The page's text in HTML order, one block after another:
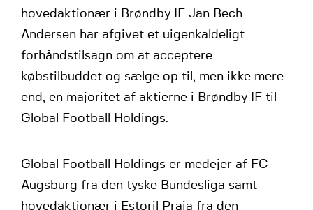
hovedaktionær i Brøndby IF Jan Bech
Andersen har afgivet et uigenkaldeligt
forhåndstilsagn om at acceptere
købstilbuddet og sælge op til, men ikke mere
end, en majoritet af aktierne i Brøndby IF til
Global Football Holdings.
Global Football Holdings er medejer af FC
Augsburg fra den tyske Bundesliga samt
hovedaktionær i Estoril Praia fra den